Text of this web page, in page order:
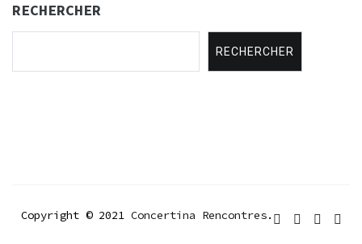
RECHERCHER
RECHERCHER
Copyright © 2021 Concertina Rencontres.